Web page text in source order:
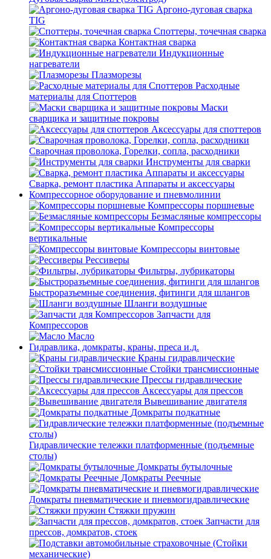
Аргоно-дуговая сварка
TIG
Споттеры, точечная сварка
Контактная сварка
Индукционные
нагреватели
Плазморезы
Расходные
материалы для Споттеров
Маски
сварщика и защитные покровы
Аксессуары для споттеров
Сварочная проволока, Горелки, сопла, расходники
Инструменты для сварки
Сварка, ремонт пластика Аппараты и аксессуары
Компрессорное оборудование и пневмолинии
Компрессоры поршневые
Безмасляные компрессоры
Компрессоры
вертикальные
Компрессоры винтовые
Рессиверы
Фильтры, лубрикаторы
Быстроразъемные соединения, фитинги для шлангов
Шланги воздушные
Запчасти для
Компрессоров
Масло
Гидравлика, домкраты, краны, преса и.д.
Краны гидравлические
Стойки трансмиссионные
Прессы гидравлические
Аксессуары для прессов
Вывешивание двигателя
Домкраты подкатные
Гидравлические тележки платформенные (подъемные
столы)
Домкраты бутылочные
Домкраты Реечные
Домкраты пневматические и пневмогидравлические
Стяжки пружин
Запчасти для
прессов, домкратов, стоек